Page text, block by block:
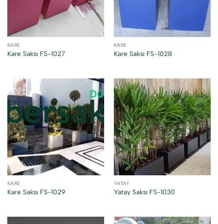
KARE
Kare Saksı FS-1027
KARE
Kare Saksı FS-1028
KARE
Kare Saksı FS-1029
YATAY
Yatay Saksı FS-1030